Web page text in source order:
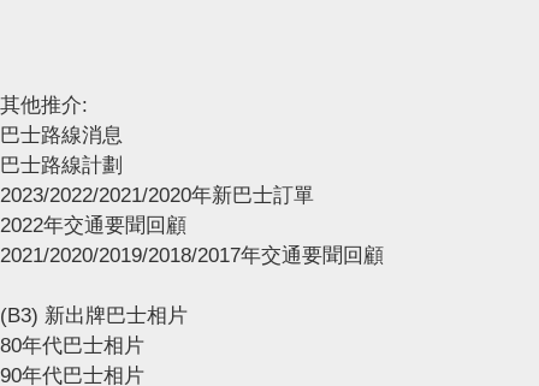
其他推介:
巴士路線消息
巴士路線計劃
2023/2022/2021/2020年新巴士訂單
2022年交通要聞回顧
2021/2020/2019/2018/2017年交通要聞回顧
(B3) 新出牌巴士相片
80年代巴士相片
90年代巴士相片